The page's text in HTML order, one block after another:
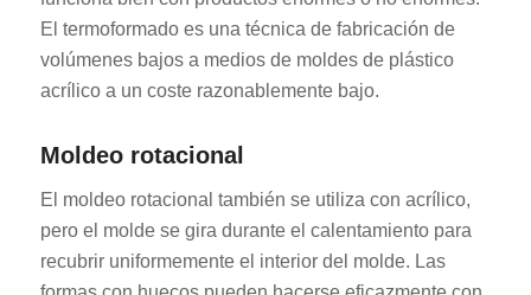
El termoformado es una técnica de fabricación de
volúmenes bajos a medios de moldes de plástico
acrílico a un coste razonablemente bajo.
Moldeo rotacional
El moldeo rotacional también se utiliza con acrílico,
pero el molde se gira durante el calentamiento para
recubrir uniformemente el interior del molde. Las